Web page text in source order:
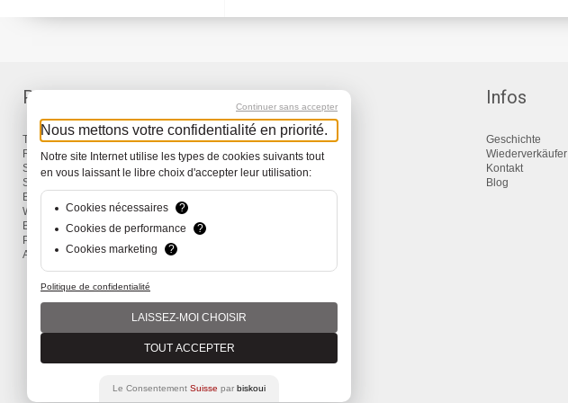
Produkte
Taschen & Rucksäcke
Reisen
Snow
Surf
Bike
Wind
Bekleidung und Accessoires
Promotions
Aktionen
Service
Lieferung
Garantie
Infos
Geschichte
Wiederverkäufer
Kontakt
Blog
Continuer sans accepter
Nous mettons votre confidentialité en priorité.
Notre site Internet utilise les types de cookies suivants tout
en vous laissant le libre choix d'accepter leur utilisation:
Cookies nécessaires
?
Cookies de performance
?
Cookies marketing
?
Politique de confidentialité
LAISSEZ-MOI CHOISIR
TOUT ACCEPTER
Le Consentement Suisse par biskoui